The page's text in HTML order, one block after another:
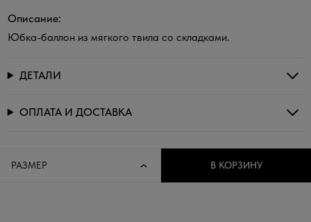
Описание:
Юбка-баллон из мягкого твила со складками.
ДЕТАЛИ
ОПЛАТА И ДОСТАВКА
РАЗМЕР В КОРЗИНУ